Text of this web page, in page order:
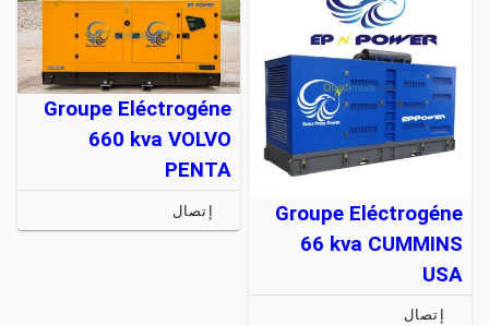
Groupe Eléctrogéne
66 kva CUMMINS
USA
إتصال
Groupe Eléctrogéne
660 kva VOLVO
PENTA
إتصال